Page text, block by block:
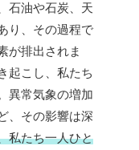
石油や石炭、天
り、その過程で
が排出されま
起こし、私たち
異常気象の増加
、その影響は深
私たち一人ひと